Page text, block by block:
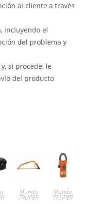
al cliente a través
incluyendo el
del problema y
si procede, le
del producto
Mundo
TRUPER
Mundo
TRUPER